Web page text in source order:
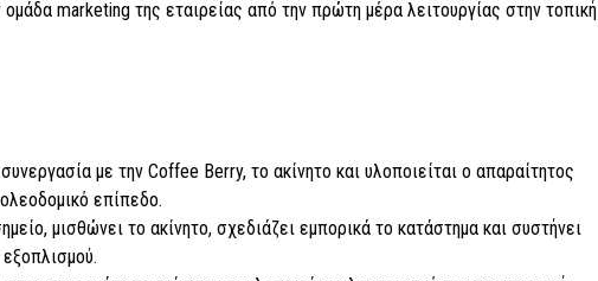
marketing της εταιρείας από την πρώτη μέρα λειτουργίας στην τοπική
με την Coffee Berry, το ακίνητο και υλοποιείται ο απαραίτητος
επίπεδο.
μισθώνει το ακίνητο, σχεδιάζει εμπορικά το κατάστημα και συστήνει